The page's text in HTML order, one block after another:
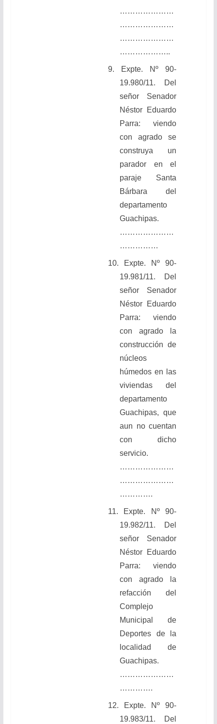
…………………
…………………
…………………
………………..
9.
Expte. Nº 90-
19.980/11. Del
señor Senador
Néstor Eduardo
Parra: viendo
con agrado se
construya un
parador en el
paraje Santa
Bárbara del
departamento
Guachipas.
…………………
……………
10. Expte. Nº 90-
19.981/11. Del
señor Senador
Néstor Eduardo
Parra: viendo
con agrado
la
construcción de
núcleos
húmedos en las
viviendas del
departamento
Guachipas, que
aun no cuentan
con dicho
servicio.
…………………
…………………
………….
11.
Expte. Nº 90-
19.982/11. Del
señor Senador
Néstor Eduardo
Parra: viendo
con agrado la
refacción del
Complejo
Municipal de
Deportes de la
localidad de
Guachipas.
…………………
………….
12.
Expte. Nº 90-
19.983/11. Del